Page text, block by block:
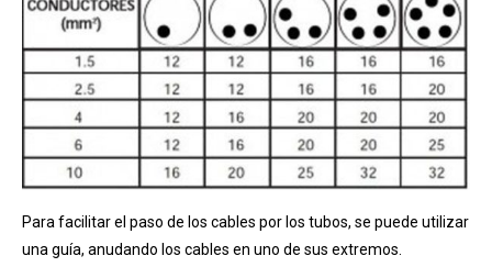
Para facilitar el paso de los cables por los tubos, se puede utilizar
una guía, anudando los cables en uno de sus extremos.